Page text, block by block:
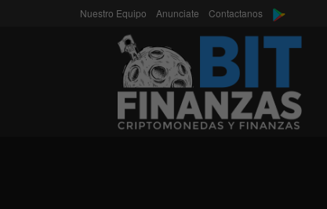
Nuestro Equipo Anunciate Contactanos